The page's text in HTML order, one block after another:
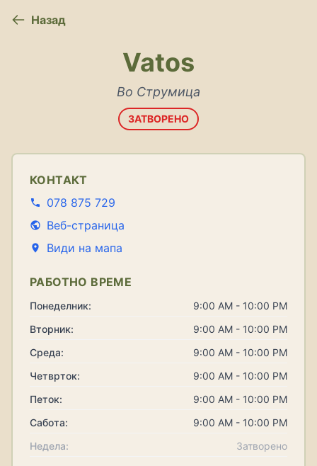
Назад
Vatos
Во Струмица
ЗАТВОРЕНО
КОНТАКТ
078 875 729
Веб-страница
Види на мапа
РАБОТНО ВРЕМЕ
Понеделник:
9:00 AM - 10:00 PM
Вторник:
9:00 AM - 10:00 PM
Среда:
9:00 AM - 10:00 PM
Четврток:
9:00 AM - 10:00 PM
Петок:
9:00 AM - 10:00 PM
Сабота:
9:00 AM - 10:00 PM
Недела:
Затворено